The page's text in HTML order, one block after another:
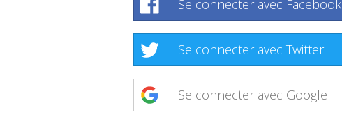
Se connecter avec Facebook
Se connecter avec Twitter
Se connecter avec Google